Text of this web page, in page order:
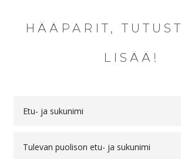
HÄÄPARIT,
LISÄÄ!